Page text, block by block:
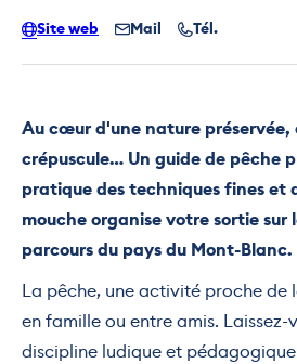
Au cœur d'une nature préservée,
crépuscule… Un guide de pêche
pratique des techniques fines et
mouche organise votre sortie sur
parcours du pays du Mont-Blanc.
La pêche, une activité proche de
en famille ou entre amis.
discipline ludique et
Site web Mail Tél.